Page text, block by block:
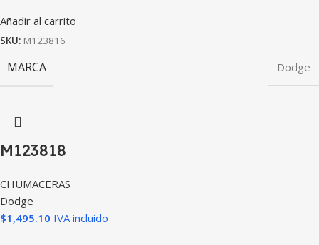
Añadir al carrito
SKU: M123816
MARCA Dodge
M123818
CHUMACERAS
Dodge
$1,495.10 IVA incluido